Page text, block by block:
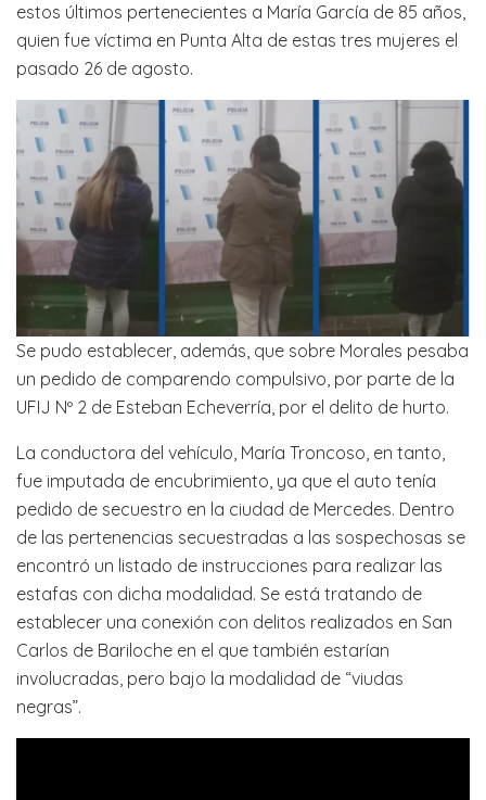
estos últimos pertenecientes a María García de 85 años,
quien fue víctima en Punta Alta de estas tres mujeres el
pasado 26 de agosto.
Se pudo establecer, además, que sobre Morales pesaba
un pedido de comparendo compulsivo, por parte de la
UFIJ Nº 2 de Esteban Echeverría, por el delito de hurto.
La conductora del vehículo, María Troncoso, en tanto,
fue imputada de encubrimiento, ya que el auto tenía
pedido de secuestro en la ciudad de Mercedes. Dentro
de las pertenencias secuestradas a las sospechosas se
encontró un listado de instrucciones para realizar las
estafas con dicha modalidad. Se está tratando de
establecer una conexión con delitos realizados en San
Carlos de Bariloche en el que también estarían
involucradas, pero bajo la modalidad de “viudas
negras”.